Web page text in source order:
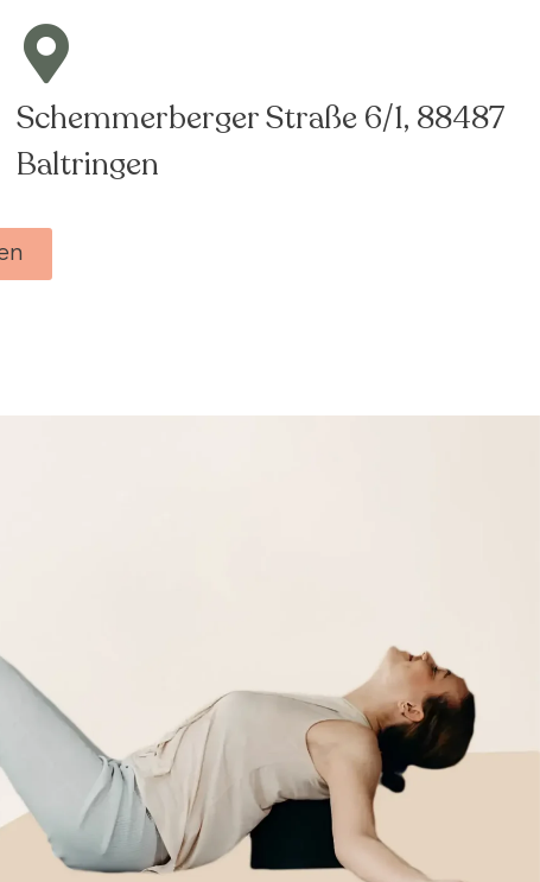
Schemmerberger Straße 6/1, 88487
Baltringen